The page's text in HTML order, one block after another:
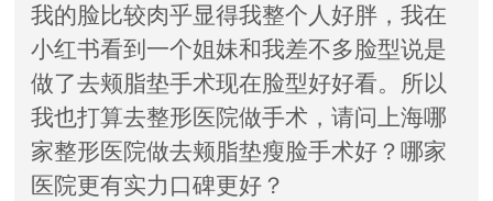
我的脸比较肉乎显得我整个人好胖，我在
小红书看到一个姐妹和我差不多脸型说是
做了去颊脂垫手术现在脸型好好看。所以
我也打算去整形医院做手术，请问上海哪
家整形医院做去颊脂垫瘦脸手术好？哪家
医院更有实力口碑更好？